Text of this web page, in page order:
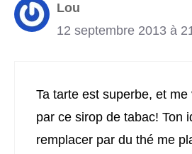
Lou
12 septembre 2013 à
Ta tarte est superbe, et
par ce sirop de tabac! Ton
remplacer par du thé me